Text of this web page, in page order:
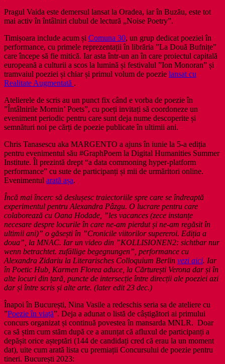
Pragul Vaida este demersul lansat la Oradea, iar în Buzău, este tot
mai activ în întâlniri clubul de lectură „Noise Poetry”.
Timișoara include acum și Comuna 30, un grup dedicat poeziei în
performance, cu primele reprezentații în librăria ”La Două Bufnițe”
care începe să fie mitică. Iar asta într-un an în care proiectul capitală
europeană a culturii a scos la lumină și festivalul ”Ion Monoran” și
tramvaiul poeziei și chiar și primul volum de poezie lansat cu
Realitate Augmentată .
Atelierele de scris au un punct fix când e vorba de poezie în
”Întâlnirile Mornin’ Poets”, cu poeți invitați să coordoneze un
eveniment periodic pentru care sunt deja nume descoperite și
semnături noi pe cărți de poezie publicate în ultimii ani.
Chris Tanasescu aka MARGENTO a ajuns în iunie la 5-a ediția
pentru evenimentul său #GraphPoem la Digital Humanities Summer
Institute. Îl prezintă drept “a data commoning hyper-platform
performance” cu sute de participanți și mii de urmăritori online.
Evenimentul arată așa.
Încă mai încerc să deslușesc traiectoriile spre care se îndreaptă
experimentul pentru Alexandra Pâzgu. O lucrare pentru care
colaborează cu Oana Hodade, ”les vacances (zece instanțe
necesare despre locurile în care ne-am pierdut și ne-am regăsit în
ultimii ani)” o găsești în ”Cronicile viitorilor supereroi. Ediția a
doua”, la MNAC. Iar un video din ”KOLLISIONEN2: sichtbar nur
wenn betrachtet. zufällige begegnungen”, performance cu
Alexandra Zidariu la Literarisches Colloquium Berlin vezi aici. Iar
în Poetic Hub, Karmen Florea aduce, la Cărturești Verona dar și în
alte locuri din țară, puncte de intersecție între direcții ale poeziei azi
dar și între scris și alte arte. (later edit 23 dec.)
Înapoi în București, Nina Vasile a redeschis seria sa de ateliere cu
”Poezie în viață”. Deja a adunat o listă de câștigători ai primului
concurs organizat și continuă povestea în mansarda MNLR. Doar
ca să știm cum stăm după ce a anunțat că afluxul de participanți a
depășit orice așteptări (144 de candidați cred că erau la un moment
dat), uite cum arată lista cu premiații Concursului de poezie pentru
tineri. București 2023: